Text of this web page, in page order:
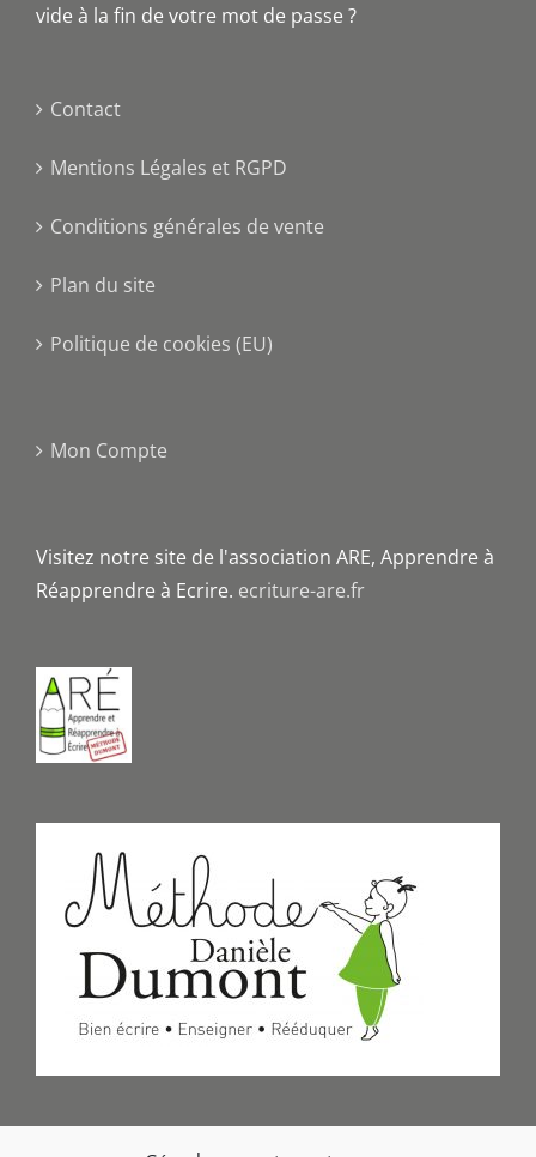
vide à la fin de votre mot de passe ?
Contact
Mentions Légales et RGPD
Conditions générales de vente
Plan du site
Politique de cookies (EU)
Mon Compte
Visitez notre site de l'association ARE, Apprendre à
Réapprendre à Ecrire. ecriture-are.fr